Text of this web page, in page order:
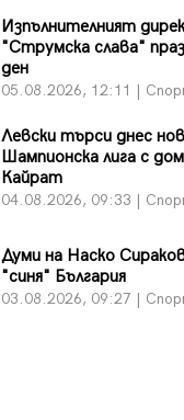
Изпълнителният
"Струмска слава"
ден
05.08.2026, 12:11 |
Левски търси днес
Шампионска лига с
Кайрат
04.08.2026, 09:33 |
Думи на Наско
"синя" България
03.08.2026, 09:27 |